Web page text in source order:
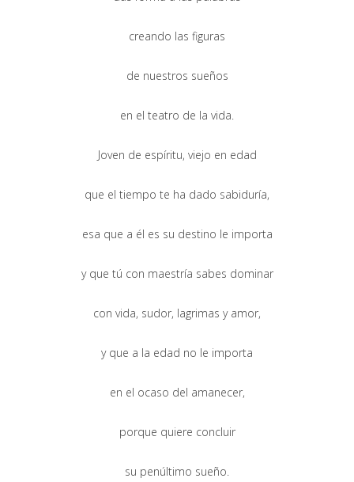
creando las figuras
de nuestros sueños
en el teatro de la vida.
Joven de espíritu, viejo en edad
que el tiempo te ha dado sabiduría,
esa que a él es su destino le importa
y que tú con maestría sabes dominar
con vida, sudor, lagrimas y amor,
y que a la edad no le importa
en el ocaso del amanecer,
porque quiere concluir
su penúltimo sueño.